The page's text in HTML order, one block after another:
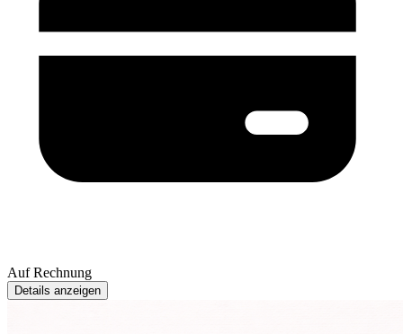
Auf Rechnung
Details anzeigen